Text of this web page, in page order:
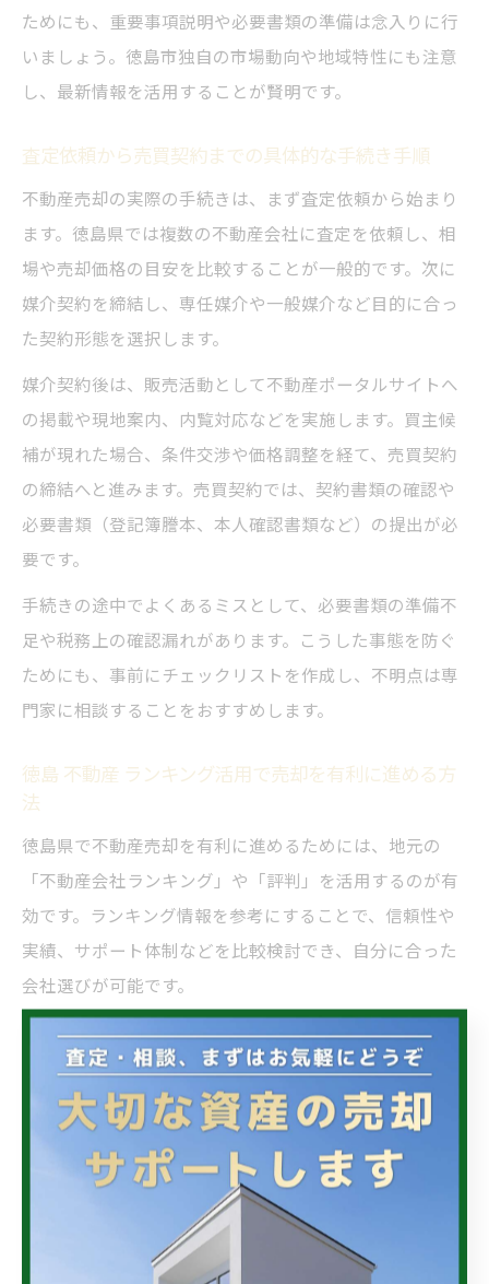
ためにも、重要事項説明や必要書類の準備は念入りに行
いましょう。徳島市独自の市場動向や地域特性にも注意
し、最新情報を活用することが賢明です。
査定依頼から売買契約までの具体的な手続き手順
不動産売却の実際の手続きは、まず査定依頼から始まり
ます。徳島県では複数の不動産会社に査定を依頼し、相
場や売却価格の目安を比較することが一般的です。次に
媒介契約を締結し、専任媒介や一般媒介など目的に合っ
た契約形態を選択します。
媒介契約後は、販売活動として不動産ポータルサイトへ
の掲載や現地案内、内覧対応などを実施します。買主候
補が現れた場合、条件交渉や価格調整を経て、売買契約
の締結へと進みます。売買契約では、契約書類の確認や
必要書類（登記簿謄本、本人確認書類など）の提出が必
要です。
手続きの途中でよくあるミスとして、必要書類の準備不
足や税務上の確認漏れがあります。こうした事態を防ぐ
ためにも、事前にチェックリストを作成し、不明点は専
門家に相談することをおすすめします。
徳島 不動産 ランキング活用で売却を有利に進める方
法
徳島県で不動産売却を有利に進めるためには、地元の
「不動産会社ランキング」や「評判」を活用するのが有
効です。ランキング情報を参考にすることで、信頼性や
実績、サポート体制などを比較検討でき、自分に合った
会社選びが可能です。
例えば、口コミや実績が高評価の会社は、販売力や集客
力にも期待できます。また、地域密着型の不動産会社は
徳島特有の市場動向に詳しいため、的確なアドバイスが
得られるでしょう。ランキングを参考に複数社へ査定依
頼を行い、サービス内容や手数料、サポート体制を確認
ただし、ランキングだけでなく、実際の対応や担当者の